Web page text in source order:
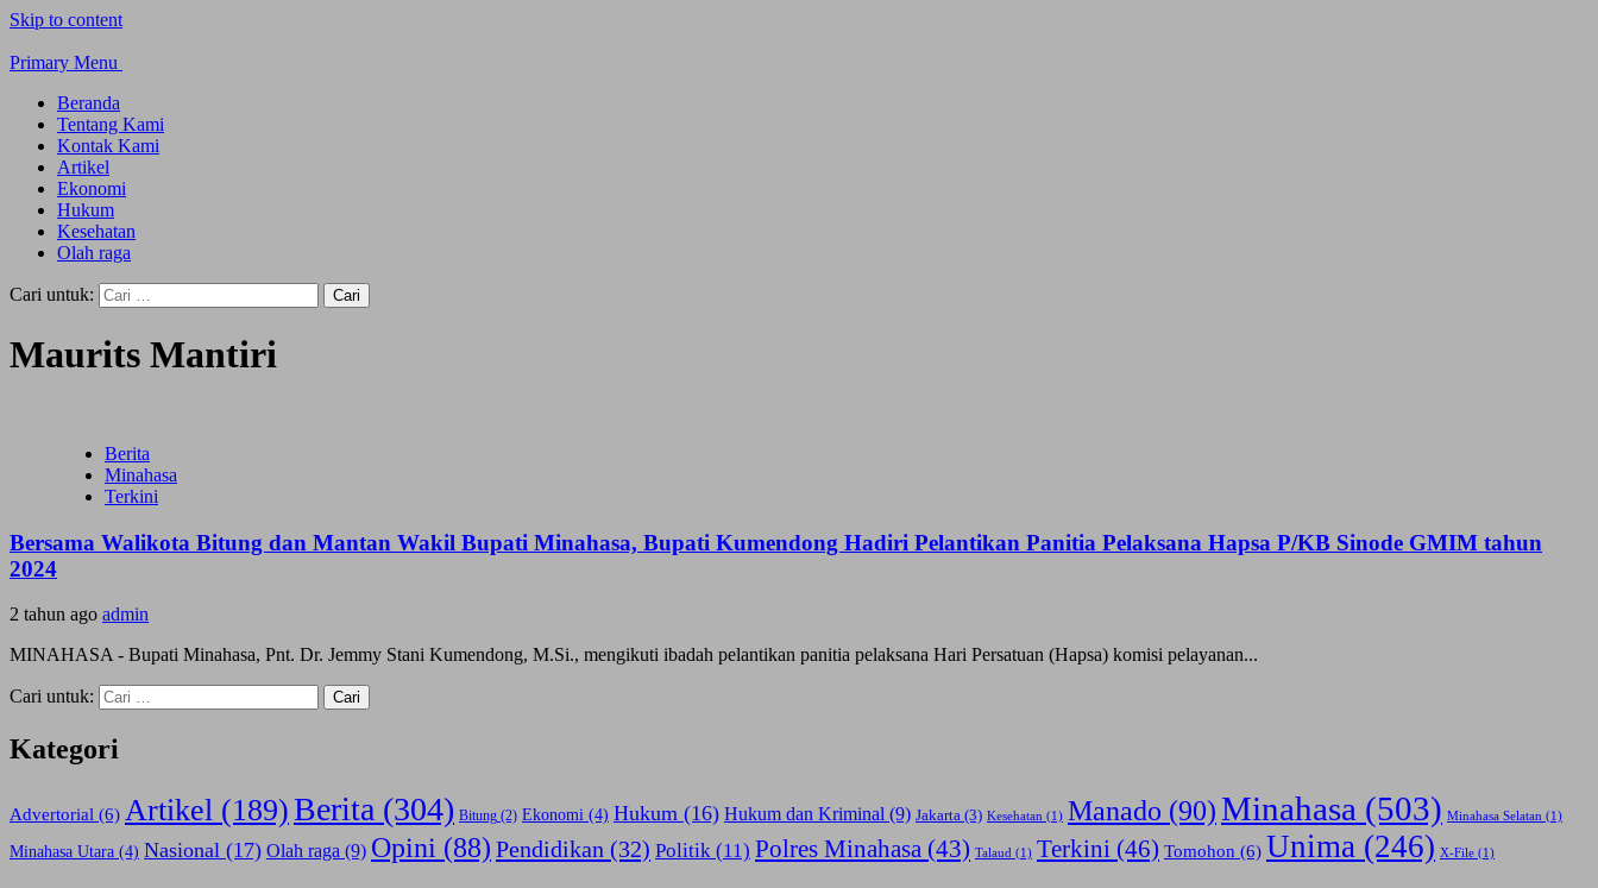
Skip to content
Primary Menu
Beranda
Tentang Kami
Kontak Kami
Artikel
Ekonomi
Hukum
Kesehatan
Olah raga
Cari untuk:
Maurits Mantiri
Berita
Minahasa
Terkini
Bersama Walikota Bitung dan Mantan Wakil Bupati Minahasa, Bupati Kumendong Hadiri Pelantikan Panitia Pelaksana Hapsa P/KB Sinode GMIM tahun
2024
2 tahun ago admin
MINAHASA - Bupati Minahasa, Pnt. Dr. Jemmy Stani Kumendong, M.Si., mengikuti ibadah pelantikan panitia pelaksana Hari Persatuan (Hapsa) komisi pelayanan...
Cari untuk:
Kategori
Advertorial (6) Artikel (189)Berita (304) Bitung (2) Ekonomi (4) Hukum (16) Hukum dan Kriminal (9) Jakarta (3) Kesehatan (1) Manado (90) Minahasa (503) Minahasa Selatan (1)
Minahasa Utara (4) Nasional (17) Olah raga (9) Opini (88) Pendidikan (32) Politik (11) Polres Minahasa (43) Talaud (1) Terkini (46) Tomohon (6) Unima (246) X-File (1)